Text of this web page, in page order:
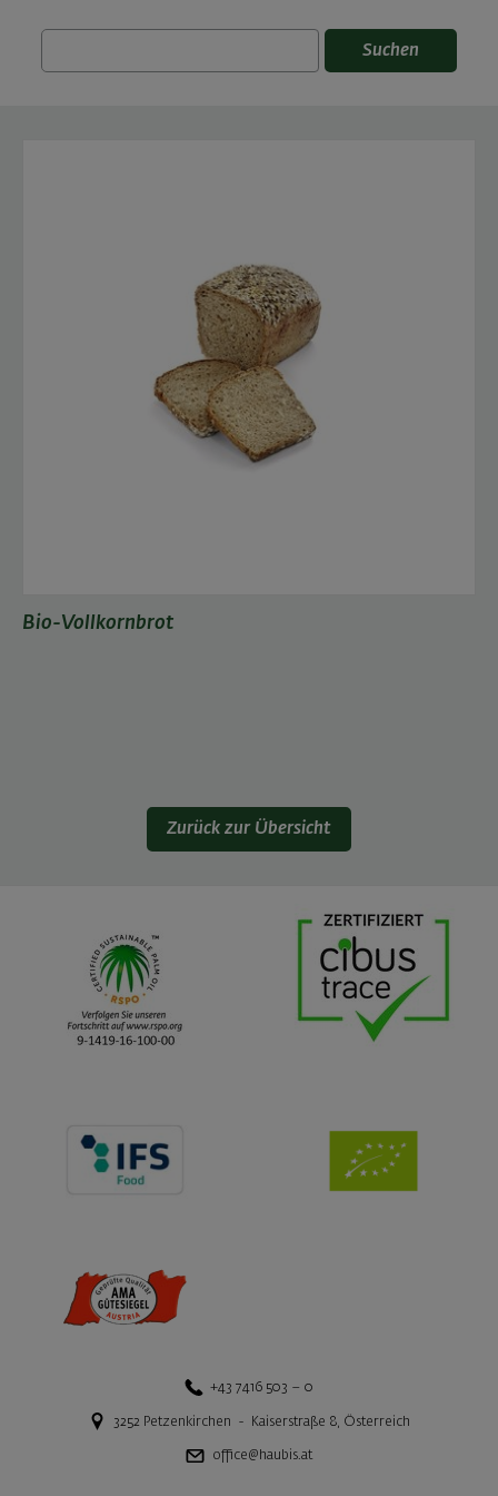
Suchen
Bio-Vollkornbrot
Zurück zur Übersicht
+43 7416 503 – 0
3252 Petzenkirchen - Kaiserstraße 8, Österreich
office@haubis.at